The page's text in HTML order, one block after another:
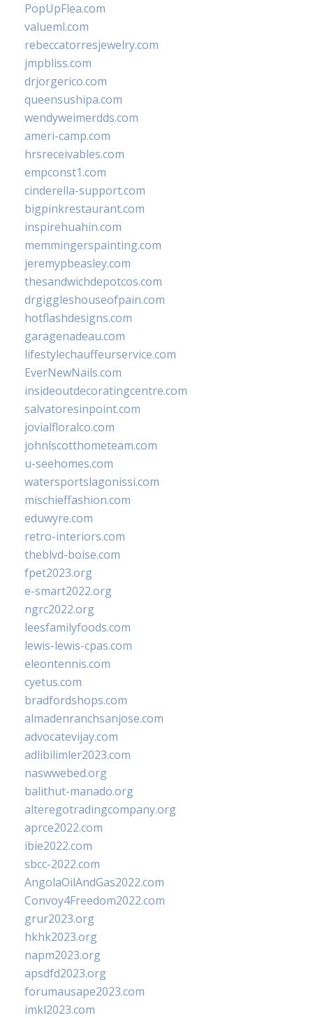
PopUpFlea.com
valueml.com
rebeccatorresjewelry.com
jmpbliss.com
drjorgerico.com
queensushipa.com
wendyweimerdds.com
ameri-camp.com
hrsreceivables.com
empconst1.com
cinderella-support.com
bigpinkrestaurant.com
inspirehuahin.com
memmingerspainting.com
jeremypbeasley.com
thesandwichdepotcos.com
drgiggleshouseofpain.com
hotflashdesigns.com
garagenadeau.com
lifestylechauffeurservice.com
EverNewNails.com
insideoutdecoratingcentre.com
salvatoresinpoint.com
jovialfloralco.com
johnlscotthometeam.com
u-seehomes.com
watersportslagonissi.com
mischieffashion.com
eduwyre.com
retro-interiors.com
theblvd-boise.com
fpet2023.org
e-smart2022.org
ngrc2022.org
leesfamilyfoods.com
lewis-lewis-cpas.com
eleontennis.com
cyetus.com
bradfordshops.com
almadenranchsanjose.com
advocatevijay.com
adlibilimler2023.com
naswwebed.org
balithut-manado.org
alteregotradingcompany.org
aprce2022.com
ibie2022.com
sbcc-2022.com
AngolaOilAndGas2022.com
Convoy4Freedom2022.com
grur2023.org
hkhk2023.org
napm2023.org
apsdfd2023.org
forumausape2023.com
imkl2023.com